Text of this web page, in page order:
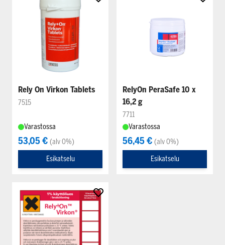
Rely On Virkon Tablets
7515
Varastossa
53,05 € (alv 0%)
Esikatselu
RelyOn PeraSafe 10 x
16,2 g
7711
Varastossa
56,45 € (alv 0%)
Esikatselu